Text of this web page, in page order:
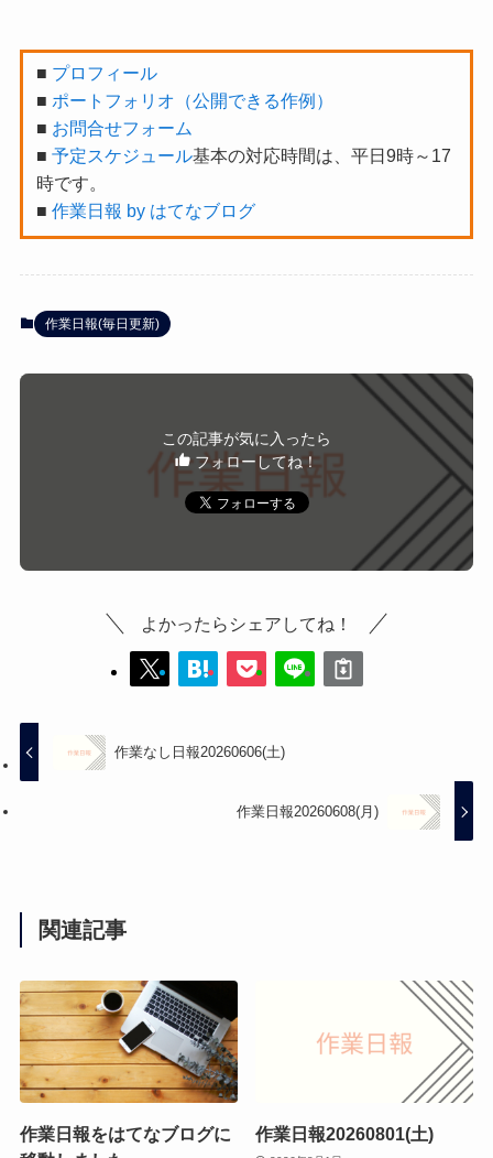
■ プロフィール
■ ポートフォリオ（公開できる作例）
■ お問合せフォーム
■ 予定スケジュール基本の対応時間は、平日9時～17
時です。
■ 作業日報 by はてなブログ
作業日報(毎日更新)
この記事が気に入ったら
フォローしてね！
よかったらシェアしてね！
作業なし日報20260606(土)
作業日報20260608(月)
関連記事
作業日報をはてなブログに
作業日報20260801(土)